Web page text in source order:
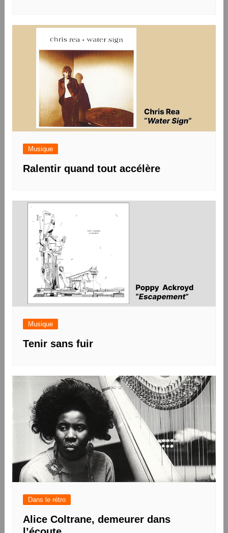
Musique
Ralentir quand tout accélère
Musique
Tenir sans fuir
Dans le rétro
Alice Coltrane, demeurer dans